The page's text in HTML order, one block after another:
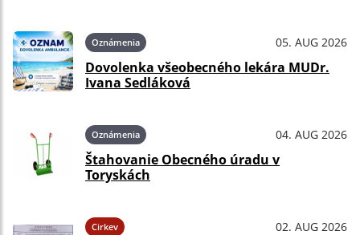
Oznámenia 05. AUG 2026
Dovolenka všeobecného lekára MUDr.
Ivana Sedláková
Oznámenia 04. AUG 2026
Štahovanie Obecného úradu v
Toryskách
Cirkev 02. AUG 2026